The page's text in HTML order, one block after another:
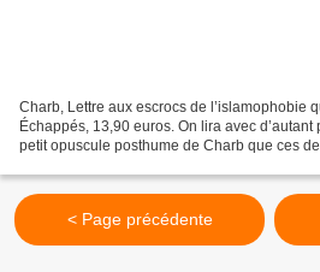
Charb, Lettre aux escrocs de l’islamophobie
Échappés, 13,90 euros. On lira avec d’autant
petit opuscule posthume de Charb que ces
< Page précédente